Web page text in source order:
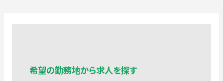
希望の勤務地から求人を探す